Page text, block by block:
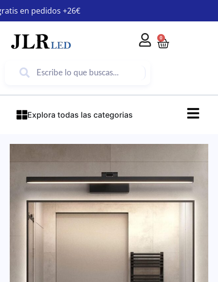
en pedidos +26€
0
Explora todas las categorias